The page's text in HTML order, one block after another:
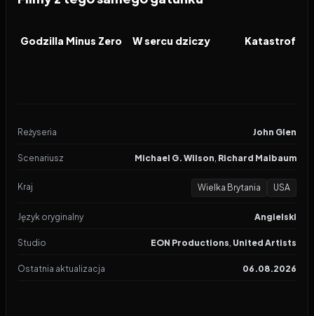
FILM
Godzilla Minus Zero FILM
W sercu dziczy FILM
Katastrofa
Reżyseria John Glen
Scenariusz Michael G. Wilson, Richard Maibaum
Kraj Wielka Brytania USA
Język oryginalny Angielski
Studio EON Productions, United Artists
Ostatnia aktualizacja 06.08.2026